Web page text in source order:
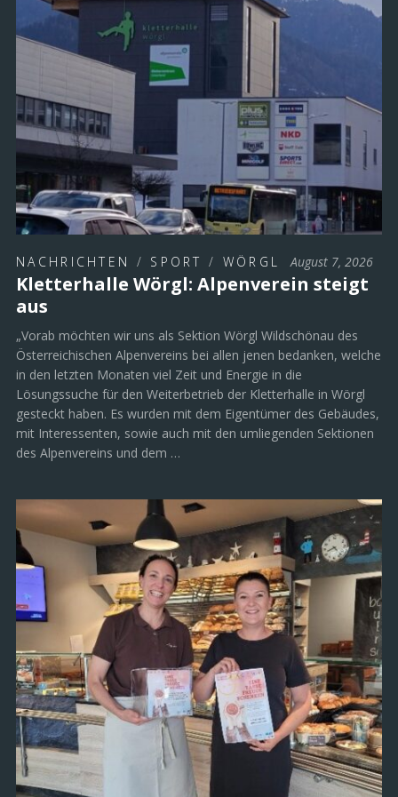
NACHRICHTEN / SPORT / WÖRGL August 7, 2026
Kletterhalle Wörgl: Alpenverein steigt
aus
„Vorab möchten wir uns als Sektion Wörgl Wildschönau des
Österreichischen Alpenvereins bei allen jenen bedanken, welche
in den letzten Monaten viel Zeit und Energie in die
Lösungssuche für den Weiterbetrieb der Kletterhalle in Wörgl
gesteckt haben. Es wurden mit dem Eigentümer des Gebäudes,
mit Interessenten, sowie auch mit den umliegenden Sektionen
des Alpenvereins und dem …